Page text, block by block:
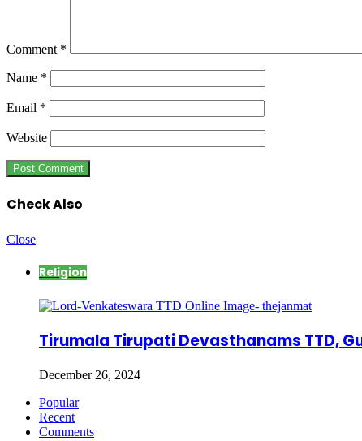
Comment *
Name *
Email *
Website
Check Also
Close
Religion
Tirumala Tirupati Devasthanams TTD,
December 26, 2024
Popular
Recent
Comments